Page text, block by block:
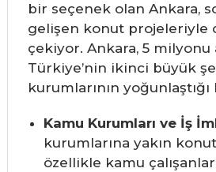
bir seçenek olan Ankara,
gelişen konut projeleriyle
çekiyor. Ankara, 5 milyonu
Türkiye’nin ikinci büyük
kurumlarının
Kamu Kurumları ve İş
kurumlarına yakın
özellikle kamu